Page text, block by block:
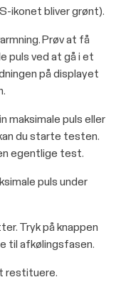
ikonet bliver grønt).
Prøv at få
puls ved at gå i et
på displayet
maksimale puls eller
du starte testen.
egentlige test.
puls under
Tryk på knappen
afkølingsfasen.
restituere.